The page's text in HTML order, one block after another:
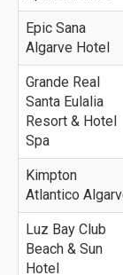
Epic Sana
Algarve Hotel
Grande Real
Santa Eulalia
Resort & Hotel
Spa
Kimpton
Atlantico
Luz Bay Club
Beach & Sun
Hotel